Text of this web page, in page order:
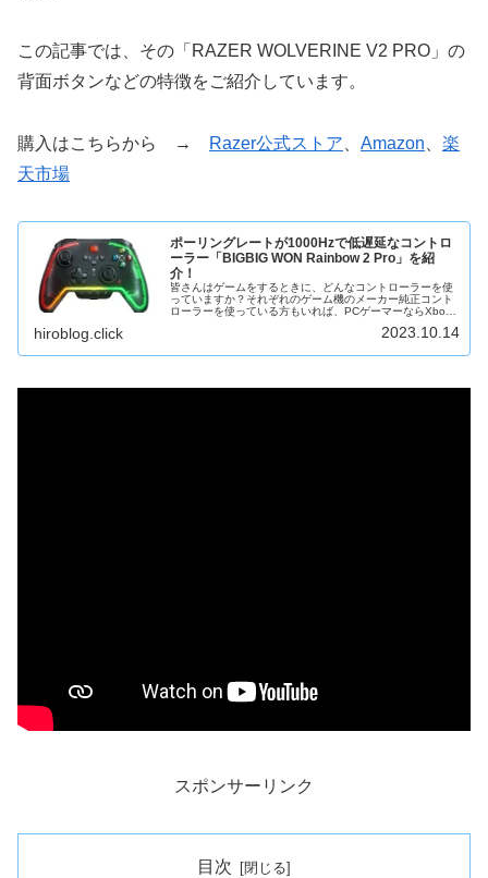
この記事では、その「RAZER WOLVERINE V2 PRO」の
背面ボタンなどの特徴をご紹介しています。
購入はこちらから → Razer公式ストア Amazon
楽
天市場
ポーリングレートが1000Hzで低遅延なコントロ
ーラー「BIGBIG WON Rainbow 2 Pro」を紹
介！
皆さんはゲームをするときに、どんなコントローラーを使
っていますか？それぞれのゲーム機のメーカー純正コント
ローラーを使っている方もいれば、PCゲーマーならXbox
hiroblog.click 2023.10.14
スポンサーリンク
目次